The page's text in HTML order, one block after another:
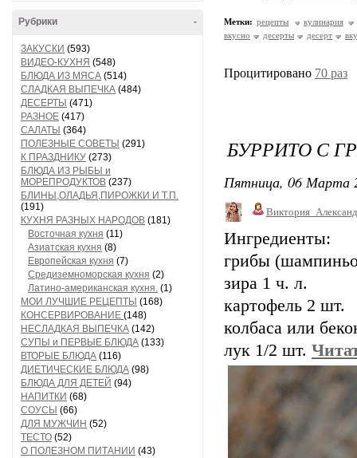
-
Рубрики
ЗАКУСКИ (593)
ВИДЕО-КУХНЯ (548)
БЛЮДА ИЗ МЯСА (514)
СЛАДКАЯ ВЫПЕЧКА (484)
ДЕСЕРТЫ (471)
РАЗНОЕ (417)
САЛАТЫ (364)
ПОЛЕЗНЫЕ СОВЕТЫ (291)
К ПРАЗДНИКУ (273)
БЛЮДА ИЗ РЫБЫ и
МОРЕПРОДУКТОВ (237)
БЛИНЫ,ОЛАДЬЯ,ПИРОЖКИ И Т.П.
(191)
КУХНЯ РАЗНЫХ НАРОДОВ (181)
Восточная кухня (11)
Азиатская кухня (8)
Европейская кухня (7)
Средиземноморская кухня (2)
Латино-американская кухня. (1)
МОИ ЛУЧШИЕ РЕЦЕПТЫ (168)
КОНСЕРВИРОВАНИЕ (148)
НЕСЛАДКАЯ ВЫПЕЧКА (142)
СУПЫ и ПЕРВЫЕ БЛЮДА (133)
ВТОРЫЕ БЛЮДА (116)
ДИЕТИЧЕСКИЕ БЛЮДА (98)
БЛЮДА ДЛЯ ДЕТЕЙ (94)
НАПИТКИ (68)
СОУСЫ (66)
ДЛЯ МУЖЧИН (52)
ТЕСТО (52)
О ПОЛЕЗНОМ ПИТАНИИ (43)
Метки: рецепты
кулинария
вкусно
десерты десерт
Процитировано 70 раз
БУРРИТО С
Пятница, 06 Марта
Ингредиенты:
грибы
зира 1 ч. л.
картофель 2 шт.
колбаса или
лук 1/2 шт.